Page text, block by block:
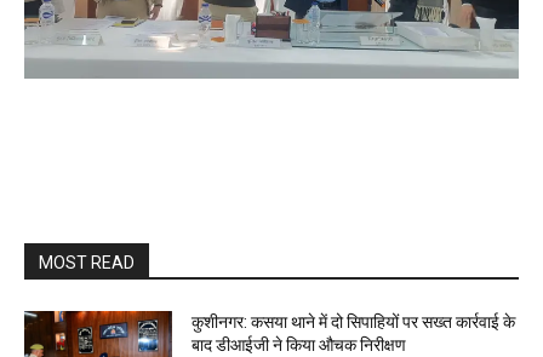
MOST READ
कुशीनगर: कसया थाने में दो सिपाहियों पर सख्त कार्रवाई के
बाद डीआईजी ने किया औचक निरीक्षण